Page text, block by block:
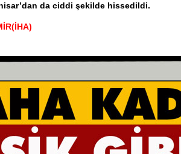
da ciddi şekilde hissedildi.
GÜNCEL